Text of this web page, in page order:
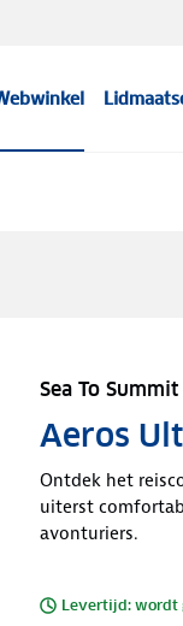
Sea To Summit
Aeros
Ontdek het
uiterst
avonturiers.
Levertijd: wordt